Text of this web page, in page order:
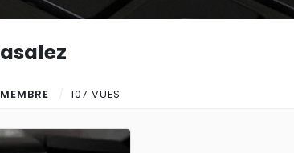
asalez
MEMBRE 107 VUES